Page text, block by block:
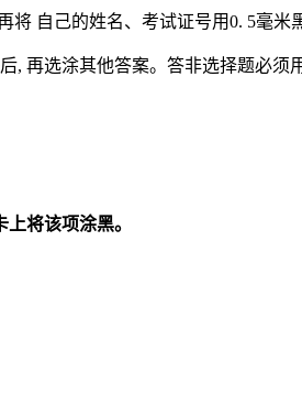
自己的姓名、考试证号用0. 5毫米
再选涂其他答案。答非选择题必
上将该项涂黑。